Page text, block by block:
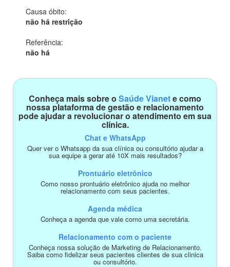
Causa óbito:
não há restrição
Referência:
não há
Conheça mais sobre o Saúde Vianete como
nossa plataforma de gestão e relacionamento
pode ajudar a revolucionar o atendimento em sua
clínica.
Chat e WhatsApp
Quer ver o Whatsapp da sua clínica ou consultório ajudar a
sua equipe a gerar até 10X mais resultados?
Prontuário eletrônico
Como nosso prontuário eletrônico ajuda no melhor
relacionamento com seus pacientes.
Agenda médica
Conheça a agenda que vale como uma secretária.
Relacionamento com o paciente
Conheça nossa solução de Marketing de Relacionamento.
Saiba como fidelizar seus pacientes clientes de sua clinica
ou consultório.